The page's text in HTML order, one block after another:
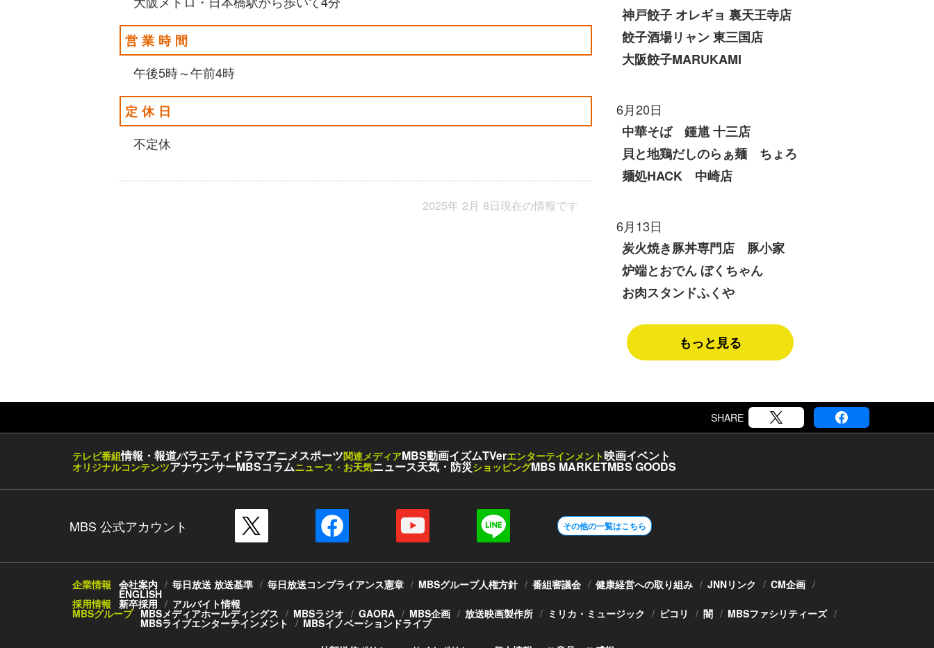
営業時間
午後5時～午前4時
定休日
不定休
2025年 2月 8日現在の情報です
神戸餃子 オレギョ 裏天王寺店
餃子酒場リャン 東三国店
大阪餃子MARUKAMI
6月20日
中華そば 鍾馗 十三店
貝と地鶏だしのらぁ麺 ちょろ
麺処HACK 中崎店
6月13日
炭火焼き豚丼専門店 豚小家
炉端とおでん ぼくちゃん
お肉スタンドふくや
もっと見る
SHARE
テレビ番組情報・報道バラエティ ドラマアニメスポーツ関連メディアMBS動画イズムTVerエンターテインメント映画イベント
オリジナルコンテンツアナウンサーMBSコラムニュース・お天気ニュース天気・防災ショッピングMBS MARKETMBS GOODS
MBS 公式アカウント その他の一覧はこちら
企業情報 会社案内 毎日放送 放送基準 毎日放送コンプライアンス憲章 MBSグループ人権方針 番組審議会 健康経営への取り組み JNNリンク CM企画
ENGLISH
採用情報 新卒採用 アルバイト情報
MBSグループ MBSメディアホールディングス MBSラジオ GAORA MBS企画 放送映画製作所 ミリカ・ミュージック ピコリ 闇 MBSファシリティーズ
MBSライブエンターテインメント
MBSイノベーションドライブ